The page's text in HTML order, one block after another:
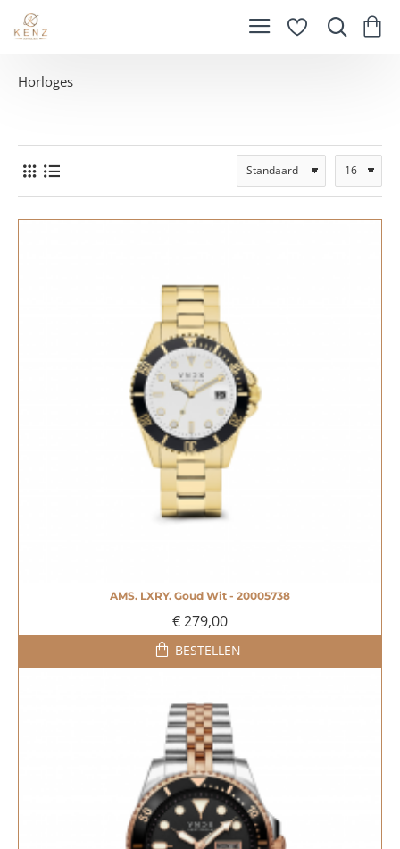
Horloges
AMS. LXRY. Goud Wit - 20005738
€ 279,00
BESTELLEN